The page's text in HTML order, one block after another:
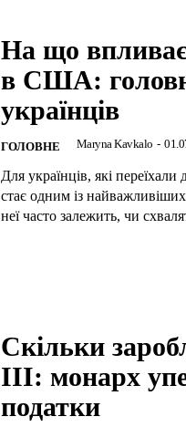
На що впливає
в США:
українців
ГОЛОВНЕ Maryna Kavkalo -
Для українців, які
стає одним із
неї часто залежить, чи
Скільки
III: монарх
податки